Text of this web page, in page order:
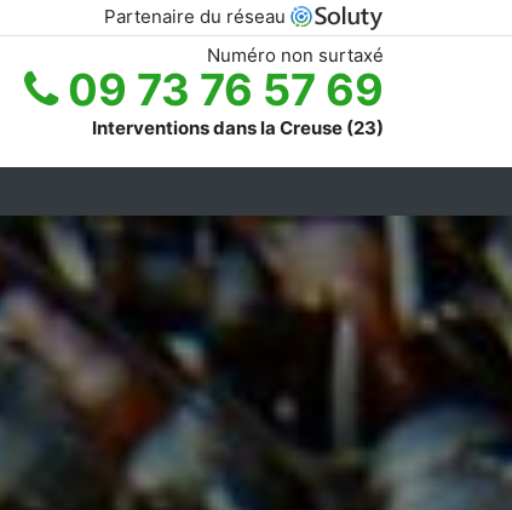
Partenaire du réseau
Numéro non surtaxé
09 73 76 57 69
Interventions dans la Creuse (23)